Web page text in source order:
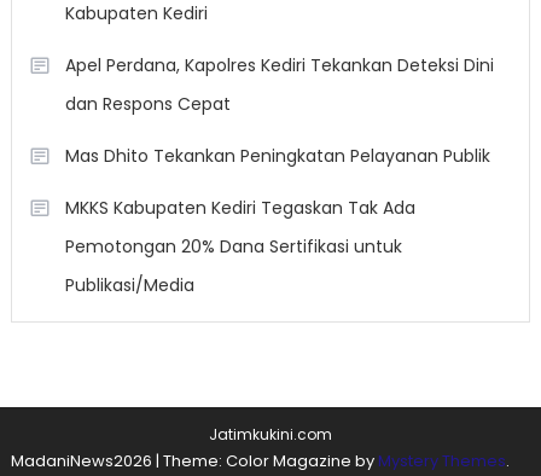
Kabupaten Kediri
Apel Perdana, Kapolres Kediri Tekankan Deteksi Dini
dan Respons Cepat
Mas Dhito Tekankan Peningkatan Pelayanan Publik
MKKS Kabupaten Kediri Tegaskan Tak Ada
Pemotongan 20% Dana Sertifikasi untuk
Publikasi/Media
Jatimkukini.com
MadaniNews2026 | Theme: Color Magazine by Mystery Themes.